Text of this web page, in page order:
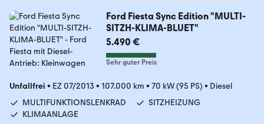
Ford Fiesta Sync Edition "MULTI-
SITZH-KLIMA-BLUET"
5.490 €
Sehr guter Preis
Unfallfrei • EZ 07/2013 • 107.000 km • 70 kW (95 PS) • Diesel
MULTIFUNKTIONSLENKRAD
SITZHEIZUNG
KLIMAANLAGE